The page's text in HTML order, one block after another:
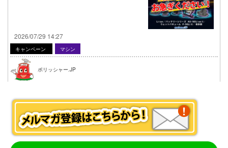
2026/07/29 14:27
キャンペーン マシン
ポリッシャー.JP